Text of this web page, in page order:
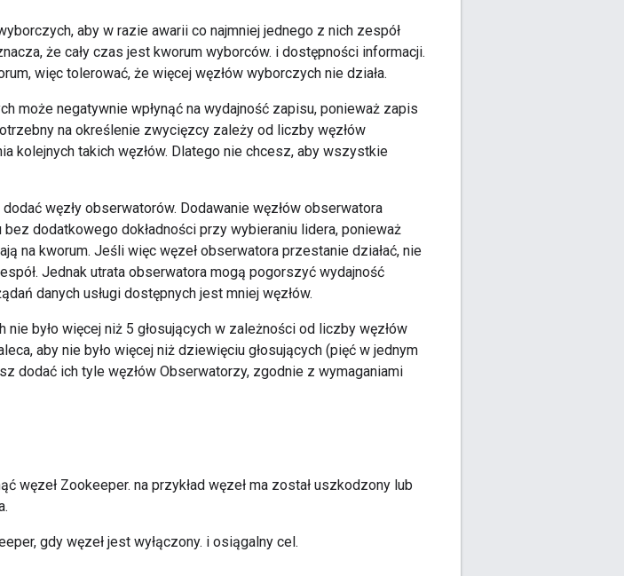
aby w razie awarii co najmniej jednego z nich zespół
że cały czas jest kworum wyborców. i dostępności informacji.
więc tolerować, że więcej węzłów wyborczych nie działa.
może negatywnie wpłynąć na wydajność zapisu, ponieważ zapis
na określenie zwycięzcy zależy od liczby węzłów
kolejnych takich węzłów. Dlatego nie chcesz, aby wszystkie
węzły obserwatorów. Dodawanie węzłów obserwatora
dodatkowego dokładności przy wybieraniu lidera, ponieważ
na kworum. Jeśli więc węzeł obserwatora przestanie działać, nie
Jednak utrata obserwatora mogą pogorszyć wydajność
danych usługi dostępnych jest mniej węzłów.
było więcej niż 5 głosujących w zależności od liczby węzłów
aby nie było więcej niż dziewięciu głosujących (pięć w jednym
dodać ich tyle węzłów Obserwatorzy, zgodnie z wymaganiami
węzeł Zookeeper. na przykład węzeł ma został uszkodzony lub
gdy węzeł jest wyłączony. i osiągalny cel.